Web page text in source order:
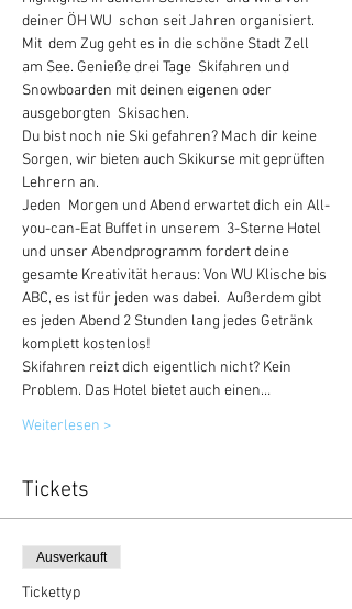
deiner ÖH WU  schon seit Jahren organisiert.
Mit  dem Zug geht es in die schöne Stadt Zell
am See. Genieße drei Tage  Skifahren und
Snowboarden mit deinen eigenen oder
ausgeborgten  Skisachen.
Du bist noch nie Ski gefahren? Mach dir keine
Sorgen, wir bieten auch Skikurse mit geprüften
Lehrern an.
Jeden  Morgen und Abend erwartet dich ein All-
you-can-Eat Buffet in unserem  3-Sterne Hotel
und unser Abendprogramm fordert deine
gesamte Kreativität heraus: Von WU Klische bis
ABC, es ist für jeden was dabei.  Außerdem gibt
es jeden Abend 2 Stunden lang jedes Getränk
komplett kostenlos!
Skifahren reizt dich eigentlich nicht? Kein
Problem. Das Hotel bietet auch einen…
Weiterlesen >
Tickets
Ausverkauft
Tickettyp